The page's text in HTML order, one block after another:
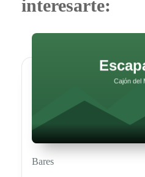
interesarte:
Bares